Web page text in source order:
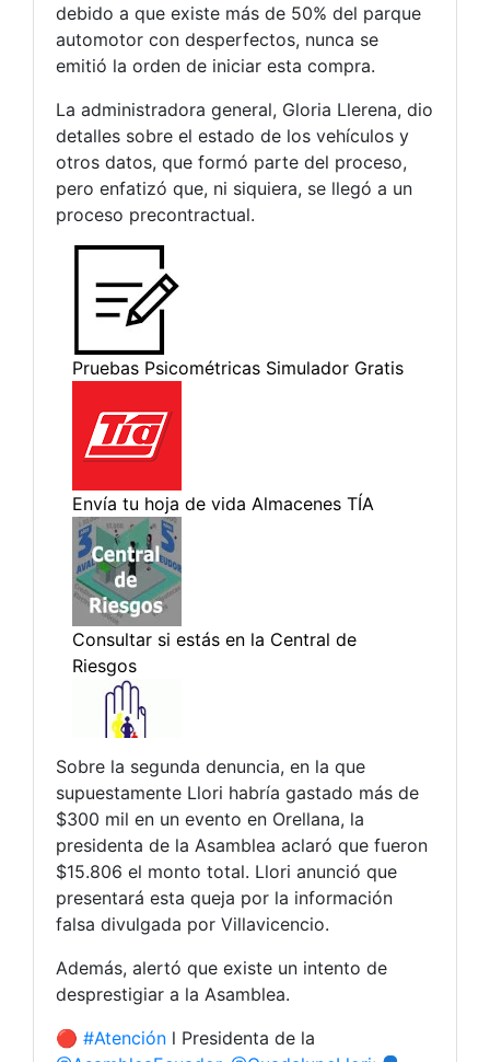
debido a que existe más de 50% del parque
automotor con desperfectos, nunca se
emitió la orden de iniciar esta compra.
La administradora general, Gloria Llerena, dio
detalles sobre el estado de los vehículos y
otros datos, que formó parte del proceso,
pero enfatizó que, ni siquiera, se llegó a un
proceso precontractual.
Sobre la segunda denuncia, en la que
supuestamente Llori habría gastado más de
$300 mil en un evento en Orellana, la
presidenta de la Asamblea aclaró que fueron
$15.806 el monto total. Llori anunció que
presentará esta queja por la información
falsa divulgada por Villavicencio.
Además, alertó que existe un intento de
desprestigiar a la Asamblea.
🔴 #Atención l Presidenta de la